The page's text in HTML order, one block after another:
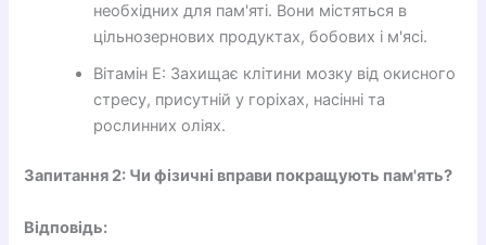
необхідних для пам'яті. Вони містяться в
цільнозернових продуктах, бобових і м'ясі.
Вітамін Е: Захищає клітини мозку від окисного
стресу, присутній у горіхах, насінні та
рослинних оліях.
Запитання 2: Чи фізичні вправи покращують пам'ять?
Відповідь: